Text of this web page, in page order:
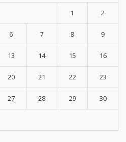
1 2
6 7 8 9
13 14 15 16
20 21 22 23
27 28 29 30